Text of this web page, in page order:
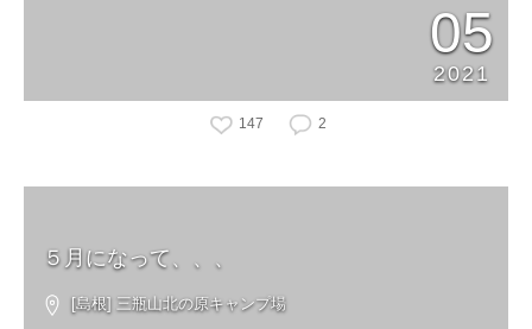
05
2021
147 2
５月になって、、、
[島根] 三瓶山北の原キャンプ場